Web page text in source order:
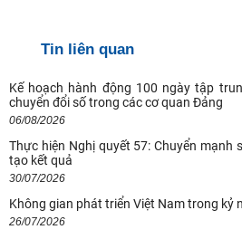
Tin liên quan
Kế hoạch hành động 100 ngày tập
chuyển đổi số trong các cơ quan Đảng
06/08/2026
Thực hiện Nghị quyết 57: Chuyển mạnh
tạo kết quả
30/07/2026
Không gian phát triển Việt Nam trong kỷ
26/07/2026